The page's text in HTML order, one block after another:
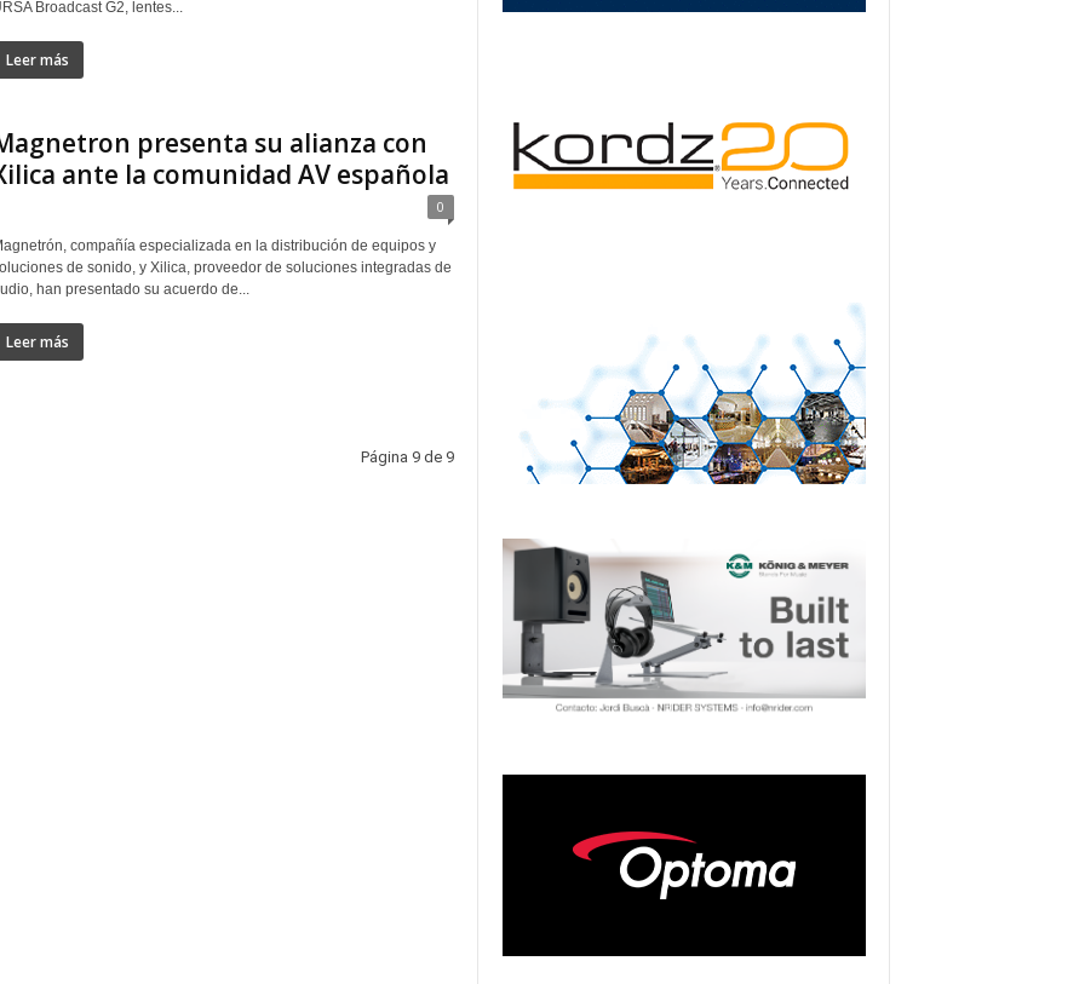
Broadcast G2, lentes...
Leer más
presenta su alianza con
ante la comunidad AV española
0
compañía especializada en la distribución de equipos y
de sonido, y Xilica, proveedor de soluciones integradas de
han presentado su acuerdo de...
Leer más
Página 9 de 9